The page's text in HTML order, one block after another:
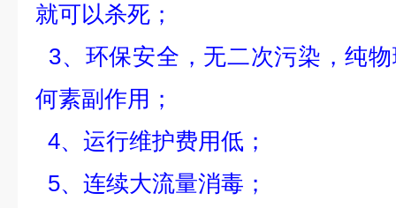
就可以杀死；
3、环保安全，无二次污染，纯
何素副作用；
4、运行维护费用低；
5、连续大流量消毒；